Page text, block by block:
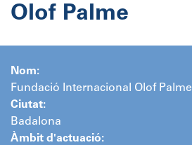
Olof Palme
Nom:
Fundació Internacional Olof Palme
Ciutat:
Badalona
Àmbit d'actuació: